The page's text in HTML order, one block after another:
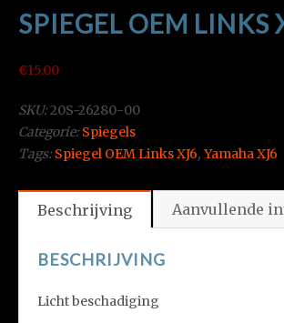
SPIEGEL OEM LINKS
€15.00
SKU:20S-26280-00
Categorie:Spiegels
Tags:Spiegel OEM Links XJ6, Yamaha XJ6
Beschrijving Aanvullende
BESCHRIJVING
Licht beschadiging